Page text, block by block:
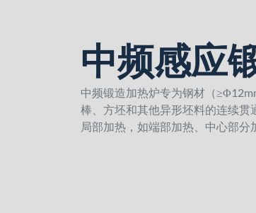
中频感应
中频锻造加热炉专为钢材（
棒、方坯和其他异形坯料的连续
局部加热，如端部加热、中心部分